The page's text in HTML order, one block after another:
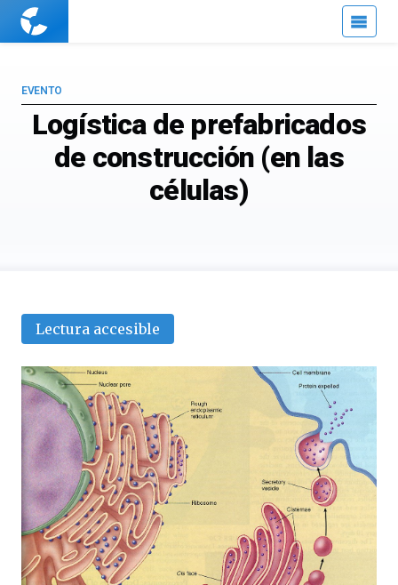
Cuaderno
Logística de prefabricados
de construcción (en las
células)
EVENTO
Lectura accesible